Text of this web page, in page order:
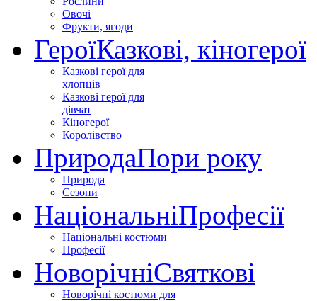
Овочі
Фрукти, ягоди
ГероїКазкові, кіногерої
Казкові герої для
хлопців
Казкові герої для
дівчат
Кіногерої
Королівство
ПриродаПори року
Природа
Сезони
НаціональніПрофесії
Національні костюми
Професії
НоворічніСвяткові
Новорічні костюми для